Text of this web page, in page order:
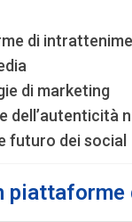
di
di marketing
dell’autenticità
futuro dei social